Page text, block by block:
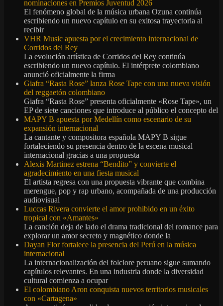
nominaciones en Premios Juventud 2026
El fenómeno global de la música urbana Ozuna continúa
escribiendo un nuevo capítulo en su exitosa trayectoria al
recibir
VHR Music apuesta por el crecimiento internacional de
Corridos del Rey
La evolución artística de Corridos del Rey continúa
escribiendo un nuevo capítulo. El intérprete colombiano
anunció oficialmente la firma
Giafra “Rasta Rose” lanza Rose Tape con una nueva visión
del reggaetón colombiano
Giafra “Rasta Rose” presenta oficialmente «Rose Tape», un
EP de siete canciones que introduce al público el concepto del
MAPY B apuesta por Medellín como escenario de su
expansión internacional
La cantante y compositora española MAPY B sigue
fortaleciendo su presencia dentro de la escena musical
internacional gracias a una propuesta
Alexis Martinez estrena “Bendito” y convierte el
agradecimiento en una fiesta musical
El artista regresa con una propuesta vibrante que combina
merengue, pop y rap urbano, acompañada de una producción
audiovisual
Luccas Rivera convierte el amor prohibido en un éxito
tropical con «Amantes»
La canción deja de lado el drama tradicional del romance para
explorar un amor secreto y magnético donde la
Dayan Flor fortalece la presencia del Perú en la música
internacional
La internacionalización del folclore peruano sigue sumando
capítulos relevantes. En una industria donde la diversidad
cultural comienza a ocupar
El colombiano Aron conquista nuevos territorios musicales
con «Cartagena»